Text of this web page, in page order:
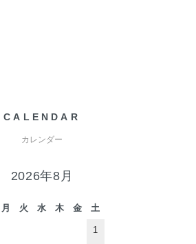
CALENDAR
カレンダー
2026年8月
月 火 水 木 金 土
1